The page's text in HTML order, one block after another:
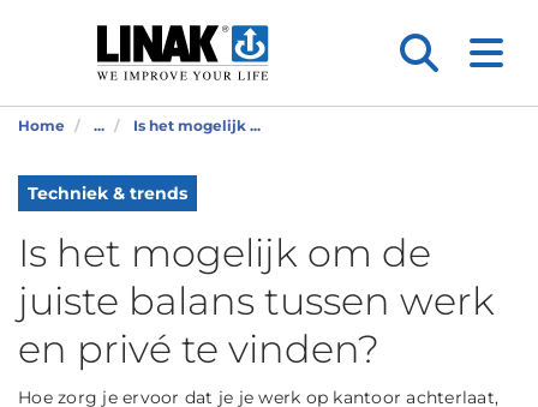
Home ... Is het mogelijk ...
Techniek & trends
Is het mogelijk om de
juiste balans tussen werk
en privé te vinden?
Hoe zorg je ervoor dat je je werk op kantoor achterlaat,